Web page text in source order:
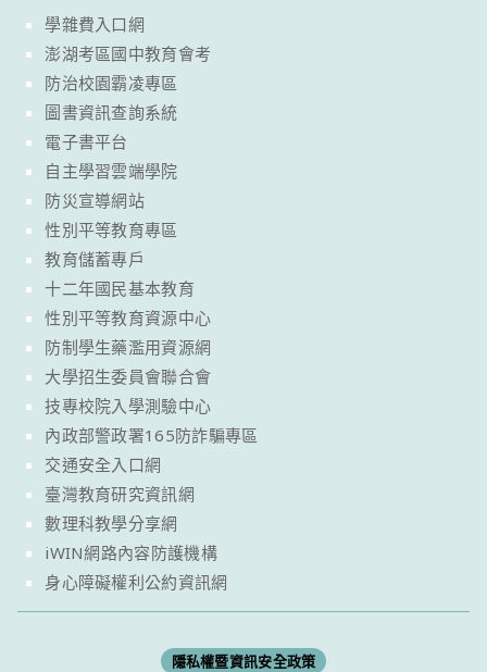
學雜費入口網
澎湖考區國中教育會考
防治校園霸凌專區
圖書資訊查詢系統
電子書平台
自主學習雲端學院
防災宣導網站
性別平等教育專區
教育儲蓄專戶
十二年國民基本教育
性別平等教育資源中心
防制學生藥濫用資源網
大學招生委員會聯合會
技專校院入學測驗中心
內政部警政署165防詐騙專區
交通安全入口網
臺灣教育研究資訊網
數理科教學分享網
iWIN網路內容防護機構
身心障礙權利公約資訊網
隱私權暨資訊安全政策